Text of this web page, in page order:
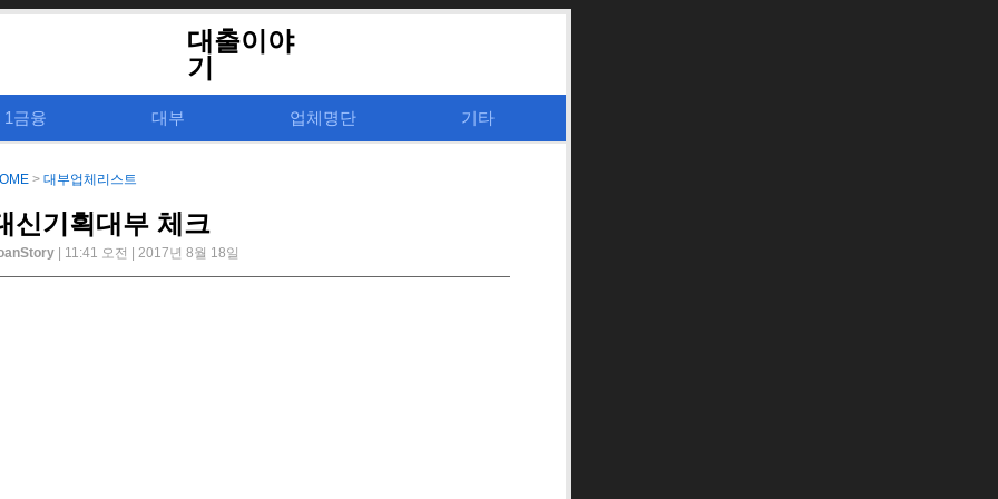
대출이야
기
1금융 대부 업체명단 기타
> 대부업체리스트
신기획대부 체크
| 11:41 오전 | 2017년 8월 18일